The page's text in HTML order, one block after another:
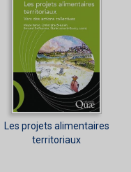
Les projets alimentaires
territoriaux